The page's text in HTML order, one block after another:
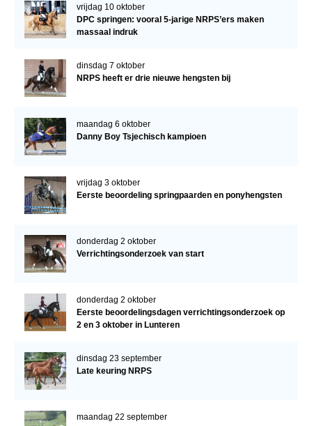
vrijdag 10 oktober
DPC springen: vooral 5-jarige NRPS’ers maken
massaal indruk
dinsdag 7 oktober
NRPS heeft er drie nieuwe hengsten bij
maandag 6 oktober
Danny Boy Tsjechisch kampioen
vrijdag 3 oktober
Eerste beoordeling springpaarden en ponyhengsten
donderdag 2 oktober
Verrichtingsonderzoek van start
donderdag 2 oktober
Eerste beoordelingsdagen verrichtingsonderzoek op
2 en 3 oktober in Lunteren
dinsdag 23 september
Late keuring NRPS
maandag 22 september